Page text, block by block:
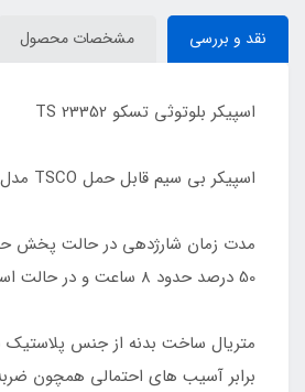
نقد و بررسی مشخصات محصول
اسپیکر بلوتوثی تسکو TS 23352
اسپیکر بی سیم قابل حمل TSCO مدل TS 23352
50 درصد حدود 8 ساعت و در حالت استند بای حدود 6 ماه
متریال ساخت بدنه از جنس پلاستیک
برابر آسیب های احتمالی همچون